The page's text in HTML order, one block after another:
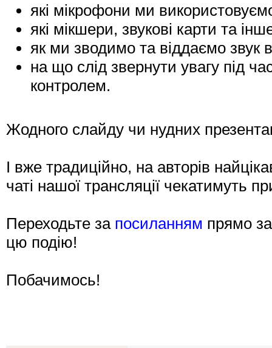
які мікрофони ми
які мікшери, звукові карти та
як ми зводимо та віддаємо звук
на що слід звернути увагу під
контролем.
Жодного слайду чи нудних
І вже традиційно, на авторів
чаті нашої трансляції чекатимуть
Переходьте за посиланням прямо
цю подію!
Побачимось!